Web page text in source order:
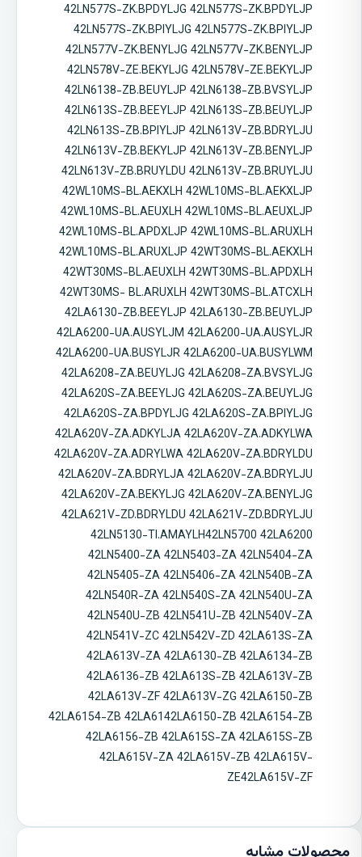
42LN577S-ZK.BPDYLJG 42LN577S-ZK.BPDYLJP
42LN577S-ZK.BPIYLJG 42LN577S-ZK.BPIYLJP
42LN577V-ZK.BENYLJG 42LN577V-ZK.BENYLJP
42LN578V-ZE.BEKYLJG 42LN578V-ZE.BEKYLJP
42LN6138-ZB.BEUYLJP 42LN6138-ZB.BVSYLJP
42LN613S-ZB.BEEYLJP 42LN613S-ZB.BEUYLJP
42LN613S-ZB.BPIYLJP 42LN613V-ZB.BDRYLJU
42LN613V-ZB.BEKYLJP 42LN613V-ZB.BENYLJP
42LN613V-ZB.BRUYLDU 42LN613V-ZB.BRUYLJU
42WL10MS-BL.AEKXLH 42WL10MS-BL.AEKXLJP
42WL10MS-BL.AEUXLH 42WL10MS-BL.AEUXLJP
42WL10MS-BL.APDXLJP 42WL10MS-BL.ARUXLH
42WL10MS-BL.ARUXLJP 42WT30MS-BL.AEKXLH
42WT30MS-BL.AEUXLH 42WT30MS-BL.APDXLH
42WT30MS- BL.ARUXLH 42WT30MS-BL.ATCXLH
42LA6130-ZB.BEEYLJP 42LA6130-ZB.BEUYLJP
42LA6200-UA.AUSYLJM 42LA6200-UA.AUSYLJR
42LA6200-UA.BUSYLJR 42LA6200-UA.BUSYLWM
42LA6208-ZA.BEUYLJG 42LA6208-ZA.BVSYLJG
42LA620S-ZA.BEEYLJG 42LA620S-ZA.BEUYLJG
42LA620S-ZA.BPDYLJG 42LA620S-ZA.BPIYLJG
42LA620V-ZA.ADKYLJA 42LA620V-ZA.ADKYLWA
42LA620V-ZA.ADRYLWA 42LA620V-ZA.BDRYLDU
42LA620V-ZA.BDRYLJA 42LA620V-ZA.BDRYLJU
42LA620V-ZA.BEKYLJG 42LA620V-ZA.BENYLJG
42LA621V-ZD.BDRYLDU 42LA621V-ZD.BDRYLJU
42LN5130-TI.AMAYLH42LN5700 42LA6200
42LN5400-ZA 42LN5403-ZA 42LN5404-ZA
42LN5405-ZA 42LN5406-ZA 42LN540B-ZA
42LN540R-ZA 42LN540S-ZA 42LN540U-ZA
42LN540U-ZB 42LN541U-ZB 42LN540V-ZA
42LN541V-ZC 42LN542V-ZD 42LA613S-ZA
42LA613V-ZA 42LA6130-ZB 42LA6134-ZB
42LA6136-ZB 42LA613S-ZB 42LA613V-ZB
42LA613V-ZF 42LA613V-ZG 42LA6150-ZB
42LA6154-ZB 42LA6142LA6150-ZB 42LA6154-ZB
42LA6156-ZB 42LA615S-ZA 42LA615S-ZB
42LA615V-ZA 42LA615V-ZB 42LA615V-
ZE42LA615V-ZF